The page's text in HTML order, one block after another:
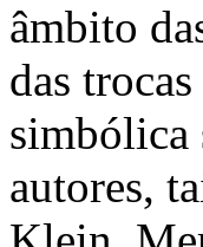
âmbito
das
simbólica
autores,